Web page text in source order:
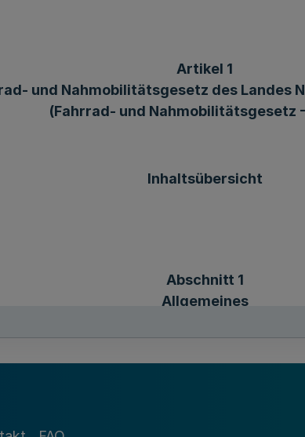
Artikel 1
und Nahmobilitätsgesetz des Landes
(Fahrrad- und Nahmobilitätsgesetz -
Inhaltsübersicht
Abschnitt 1
Allgemeines